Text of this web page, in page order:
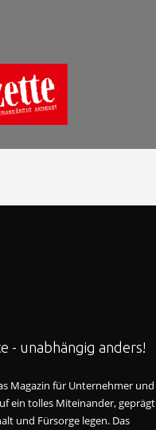
- unabhängig anders!
Magazin für Unternehmer und
ein tolles Miteinander, geprägt
und Fürsorge legen. Das